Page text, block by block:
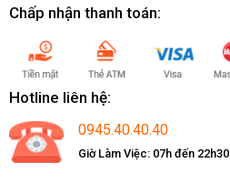
Chấp nhận thanh toán:
Hotline liên hệ:
0945.40.40.40
Giờ Làm Việc: 07h đến 22h30